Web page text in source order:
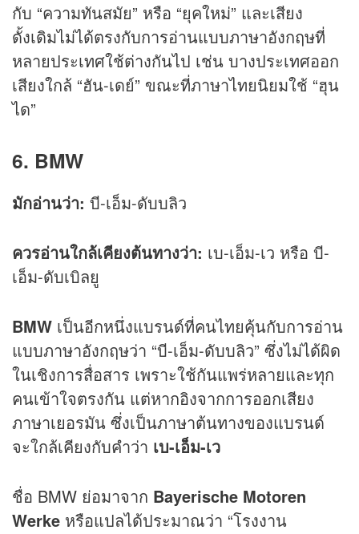
กับ “ความทันสมัย” หรือ “ยุคใหม่” และเสียง
ดั้งเดิมไม่ได้ตรงกับการอ่านแบบภาษาอังกฤษที่
หลายประเทศใช้ต่างกันไป เช่น บางประเทศออก
เสียงใกล้ “ฮัน-เดย์” ขณะที่ภาษาไทยนิยมใช้ “ฮุน
ได”
6. BMW
มักอ่านว่า: บี-เอ็ม-ดับบลิว
ควรอ่านใกล้เคียงต้นทางว่า: เบ-เอ็ม-เว หรือ บี-
เอ็ม-ดับเบิลยู
BMW เป็นอีกหนึ่งแบรนด์ที่คนไทยคุ้นกับการอ่าน
แบบภาษาอังกฤษว่า “บี-เอ็ม-ดับบลิว” ซึ่งไม่ได้ผิด
ในเชิงการสื่อสาร เพราะใช้กันแพร่หลายและทุก
คนเข้าใจตรงกัน แต่หากอิงจากการออกเสียง
ภาษาเยอรมัน ซึ่งเป็นภาษาต้นทางของแบรนด์
จะใกล้เคียงกับคำว่า เบ-เอ็ม-เว
ชื่อ BMW ย่อมาจาก Bayerische Motoren
Werke หรือแปลได้ประมาณว่า “โรงงาน